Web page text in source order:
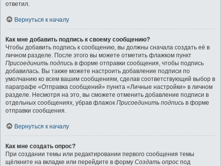
ответил.
Вернуться к началу
Как мне добавить подпись к своему сообщению?
Чтобы добавить подпись к сообщению, вы должны сначала создать её в
личном разделе. После этого вы можете отметить флажком пункт
Присоединить подпись в форме отправки сообщения, чтобы подпись
добавилась. Вы также можете настроить добавление подписи по
умолчанию ко всем вашим сообщениям, сделав соответствующий выбор в
параграфе «Отправка сообщений» пункта «Личные настройки» в личном
разделе. Несмотря на это, вы сможете отменить добавление подписи в
отдельных сообщениях, убрав флажок Присоединить подпись в форме
отправки сообщения.
Вернуться к началу
Как мне создать опрос?
При создании темы или редактировании первого сообщения темы
щёлкните на вкладке или перейдите в форму Создать опрос под